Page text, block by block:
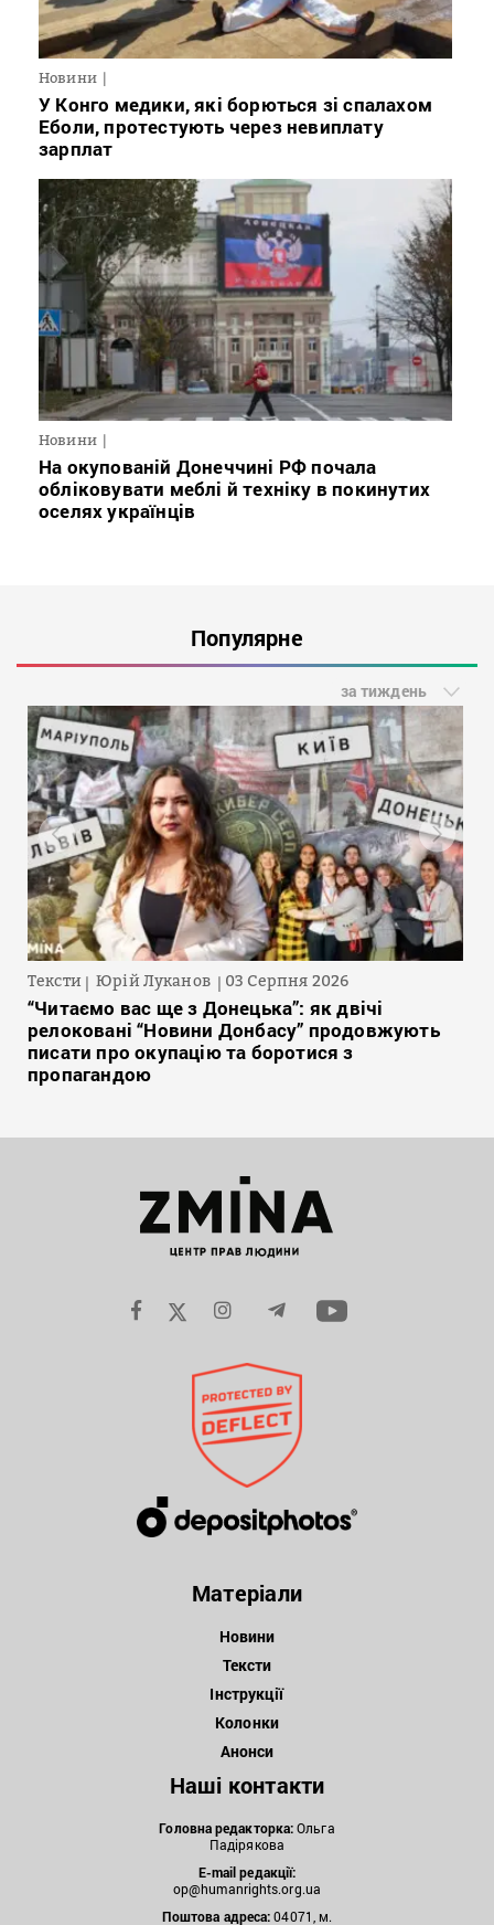
Новини
У Конго медики, які борються зі спалахом
Еболи, протестують через невиплату
зарплат
Новини
На окупованій Донеччині РФ почала
обліковувати меблі й техніку в покинутих
оселях українців
Популярне
за тиждень
Тексти Юрій Луканов 03 Серпня 2026
“Читаємо вас ще з Донецька”: як двічі
релоковані “Новини Донбасу” продовжують
писати про окупацію та боротися з
пропагандою
Матеріали
Новини
Тексти
Інструкції
Колонки
Анонси
Наші контакти
Головна редакторка:Ольга
Падірякова
E-mail редакції:
op@humanrights.org.ua
Поштова адреса:04071, м.